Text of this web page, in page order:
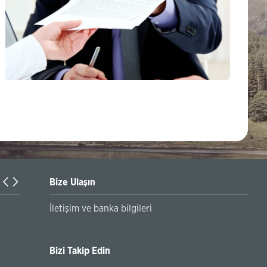
Turkiyaning Anadolu universitetida ta’lim oladigan
Bize Ulaşın
İletişim ve banka bilgileri
Bizi Takip Edin